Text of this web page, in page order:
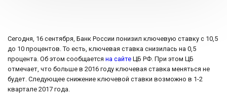
Сегодня, 16 сентября, Банк России понизил ключевую ставку с 10,5
до 10 процентов. То есть, ключевая ставка снизилась на 0,5
процента. Об этом сообщается на сайте ЦБ РФ. При этом ЦБ
отмечает, что больше в 2016 году ключевая ставка меняться не
будет. Следующее снижение ключевой ставки возможно в 1-2
квартале 2017 года.